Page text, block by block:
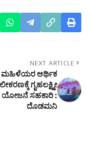
NEXT ARTICLE
ಮಹಿಳೆಯರ ಆರ್ಥಿಕ
ಗೃಹಲಕ್ಷ್ಮೀ
ಯೋಜನೆ ಸಹಕಾರಿ :
ದೊಡಮನಿ